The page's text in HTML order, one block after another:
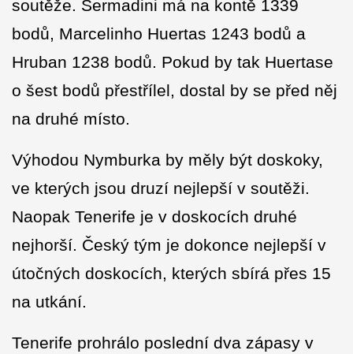
soutěže. Šermadini má na kontě 1339
bodů, Marcelinho Huertas 1243 bodů a
Hruban 1238 bodů. Pokud by tak Huertase
o šest bodů přestřílel, dostal by se před něj
na druhé místo.
Výhodou Nymburka by měly být doskoky,
ve kterých jsou druzí nejlepší v soutěži.
Naopak Tenerife je v doskocích druhé
nejhorší. Český tým je dokonce nejlepší v
útočných doskocích, kterých sbírá přes 15
na utkání.
Tenerife prohrálo poslední dva zápasy v